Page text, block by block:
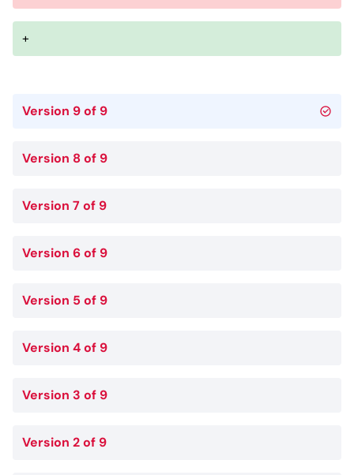
+
Version 9 of 9
Version 8 of 9
Version 7 of 9
Version 6 of 9
Version 5 of 9
Version 4 of 9
Version 3 of 9
Version 2 of 9